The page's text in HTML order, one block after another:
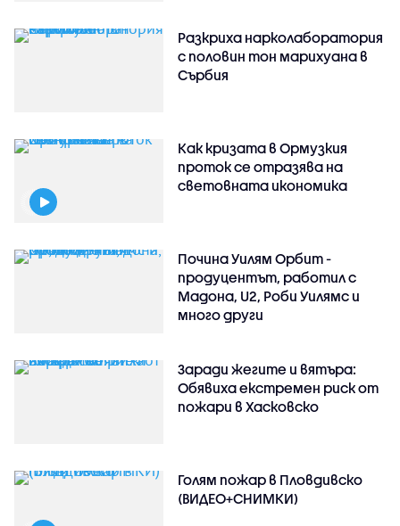
Разкриха нарколаборатория
с половин тон марихуана в
Сърбия
Как кризата в Ормузкия
проток се отразява на
световната икономика
Почина Уилям Орбит -
продуцентът, работил с
Мадона, U2, Роби Уилямс и
много други
Заради жегите и вятъра:
Обявиха екстремен риск от
пожари в Хасковско
Голям пожар в Пловдивско
(ВИДЕО+СНИМКИ)